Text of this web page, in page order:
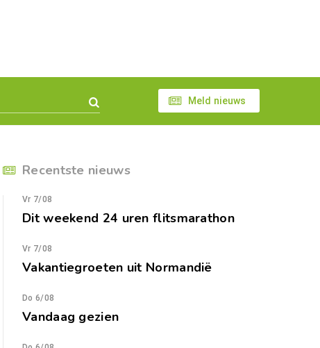
Meld nieuws
Recentste nieuws
Vr 7/08
Dit weekend 24 uren flitsmarathon
Vr 7/08
Vakantiegroeten uit Normandië
Do 6/08
Vandaag gezien